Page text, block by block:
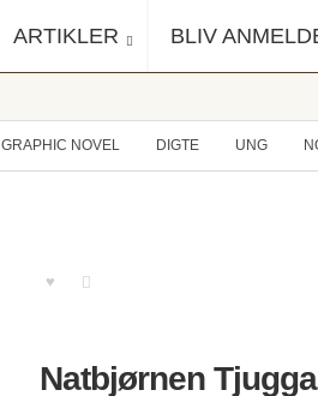
ARTIKLER BLIV
GRAPHIC NOVEL DIGTE UNG
Natbjørnen